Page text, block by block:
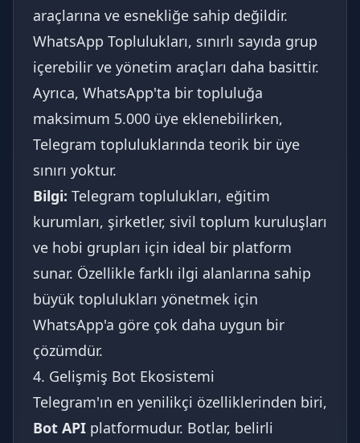
araçlarına ve esnekliğe sahip değildir.
WhatsApp Toplulukları, sınırlı sayıda grup
içerebilir ve yönetim araçları daha basittir.
Ayrıca, WhatsApp'ta bir topluluğa
maksimum 5.000 üye eklenebilirken,
Telegram topluluklarında teorik bir üye
sınırı yoktur.
Bilgi: Telegram toplulukları, eğitim
kurumları, şirketler, sivil toplum kuruluşları
ve hobi grupları için ideal bir platform
sunar. Özellikle farklı ilgi alanlarına sahip
büyük toplulukları yönetmek için
WhatsApp'a göre çok daha uygun bir
çözümdür.
4. Gelişmiş Bot Ekosistemi
Telegram'ın en yenilikçi özelliklerinden biri,
Bot API platformudur. Botlar, belirli